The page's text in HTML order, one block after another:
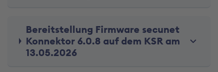
Bereitstellung Firmware secunet
Konnektor 6.0.8 auf dem KSR am
13.05.2026